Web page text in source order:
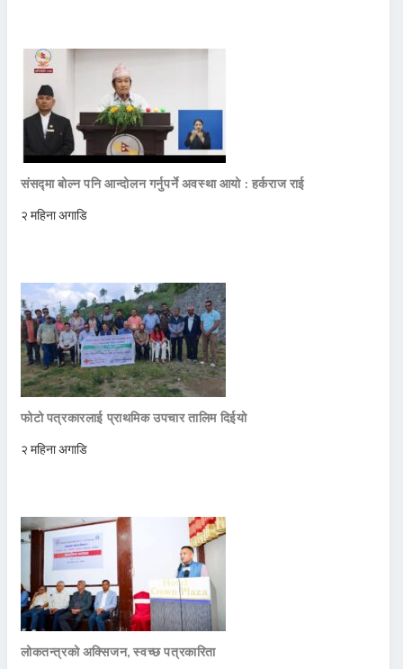
संसद्मा बोल्न पनि आन्दोलन गर्नुपर्ने अवस्था आयो : हर्कराज राई
२ महिना अगाडि
फोटो पत्रकारलाई प्राथमिक उपचार तालिम दिईयो
२ महिना अगाडि
लोकतन्त्रको अक्सिजन, स्वच्छ पत्रकारिता